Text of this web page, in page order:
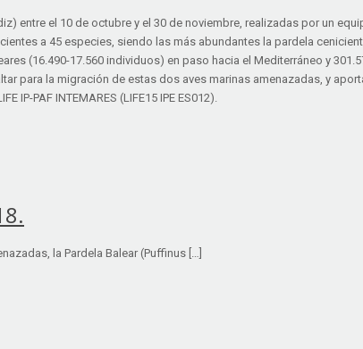
entre el 10 de octubre y el 30 de noviembre, realizadas por un
a 45 especies, siendo las más abundantes la pardela
(16.490-17.560 individuos) en paso hacia el Mediterráneo y
para la migración de estas dos aves marinas amenazadas, y
PAF INTEMARES (LIFE15 IPE ES012).
la Pardela Balear (Puffinus […]